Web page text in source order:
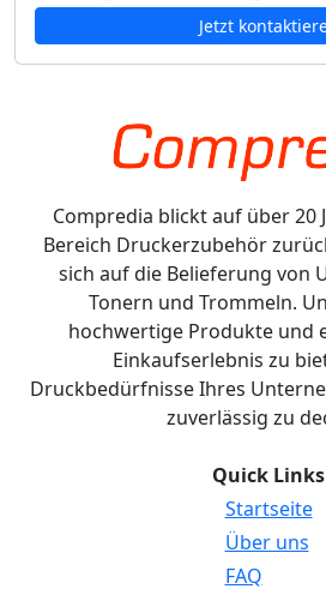
Jetzt
Compredia blickt auf über 20
Bereich Druckerzubehör
sich auf die Belieferung von
Tonern und Trommeln.
hochwertige Produkte und
Einkaufserlebnis zu
Druckbedürfnisse Ihres
zuverlässig zu
Quick Links
Startseite
Über uns
FAQ